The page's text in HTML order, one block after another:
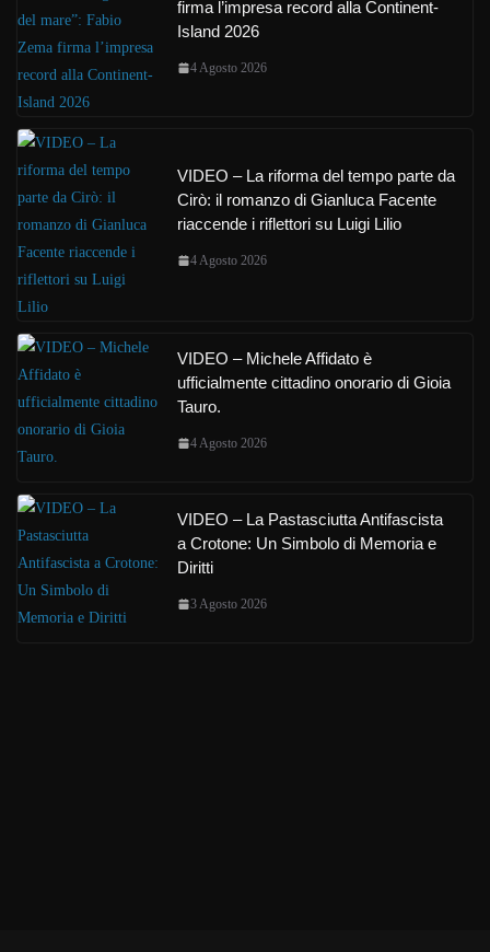
firma l’impresa record alla Continent-
Island 2026
4 Agosto 2026
VIDEO – La riforma del tempo parte da
Cirò: il romanzo di Gianluca Facente
riaccende i riflettori su Luigi Lilio
4 Agosto 2026
VIDEO – Michele Affidato è
ufficialmente cittadino onorario di Gioia
Tauro.
4 Agosto 2026
VIDEO – La Pastasciutta Antifascista
a Crotone: Un Simbolo di Memoria e
Diritti
3 Agosto 2026